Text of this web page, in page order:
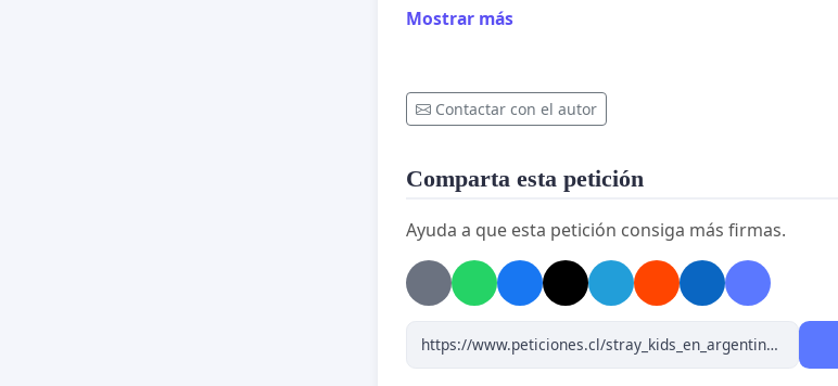
ESTE ES EL MOMENTO DE HACERLO REALIDAD!
💙Cada firma es un grito.
Mostrar más
Contactar con el autor
Comparta esta petición
Ayuda a que esta petición consiga más firmas.